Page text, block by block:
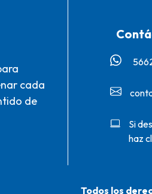
cada
de
Si
haz
Todos los